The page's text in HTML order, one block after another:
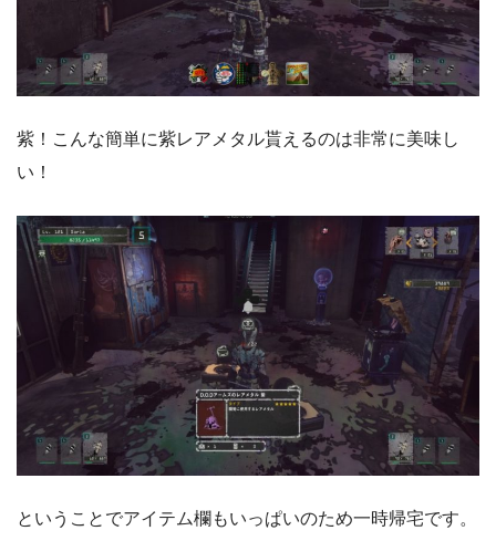
紫！こんな簡単に紫レアメタル貰えるのは非常に美味し
い！
ということでアイテム欄もいっぱいのため一時帰宅です。